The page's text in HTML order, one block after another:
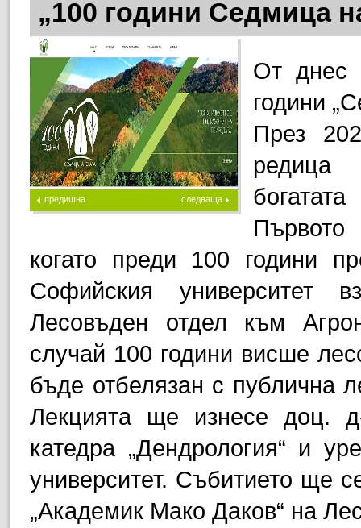
„100 години Седмица
предишна следваща
От днес
години
През
редица
когато преди 100 години
Софийския университет
Лесовъден отдел към
случай 100 години висше
бъде отбелязан с публична
Лекцията ще изнесе доц.
катедра „Дендрология“ и
университет. Събитието ще
„Академик Мако Даков“ на